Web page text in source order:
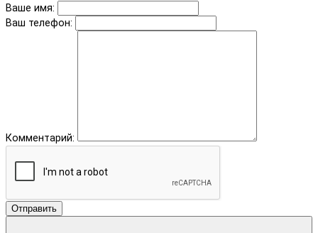
Ваше имя:
Ваш телефон:
Комментарий:
Отправить